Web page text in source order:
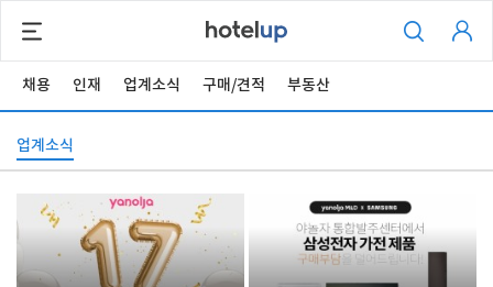
채용 인재 업계소식 구매/견적 부동산
업계소식